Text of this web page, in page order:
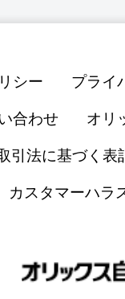
シー プライ
合わせ オリ
引法に基づく表
カスタマーハラ